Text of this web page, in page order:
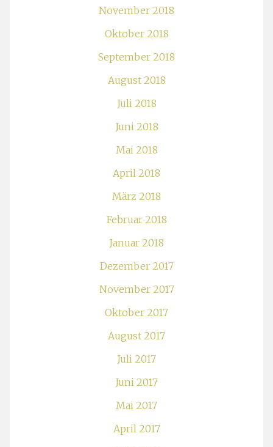
November 2018
Oktober 2018
September 2018
August 2018
Juli 2018
Juni 2018
Mai 2018
April 2018
März 2018
Februar 2018
Januar 2018
Dezember 2017
November 2017
Oktober 2017
August 2017
Juli 2017
Juni 2017
Mai 2017
April 2017